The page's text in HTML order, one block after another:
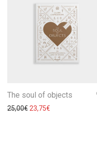
The soul of objects
25,00€23,75€